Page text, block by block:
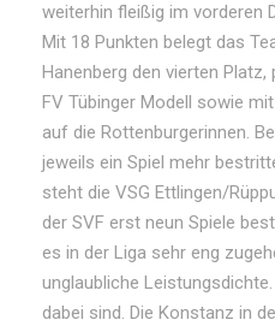
weiterhin fleißig im vorderen
Mit 18 Punkten belegt das
Hanenberg den vierten
FV Tübinger Modell sowie
auf die Rottenburgerinnen.
jeweils ein Spiel mehr
steht die VSG Ettlingen/
der SVF erst neun Spiele
es in der Liga sehr eng
unglaubliche
dabei sind. Die Konstanz in